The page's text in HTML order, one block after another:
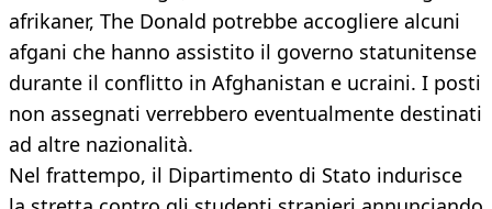
afrikaner, The Donald potrebbe accogliere alcuni
afgani che hanno assistito il governo statunitense
durante il conflitto in Afghanistan e ucraini. I posti
non assegnati verrebbero eventualmente destinati
ad altre nazionalità.
Nel frattempo, il Dipartimento di Stato indurisce